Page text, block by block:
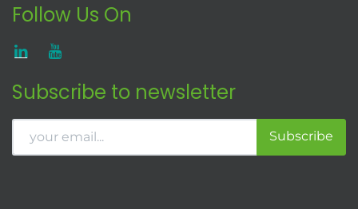
Follow Us On
Subscribe to newsletter
Subscribe